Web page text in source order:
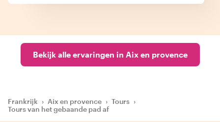
Bekijk alle ervaringen in Aix en provence
Frankrijk › Aix en provence › Tours ›
Tours van het gebaande pad af